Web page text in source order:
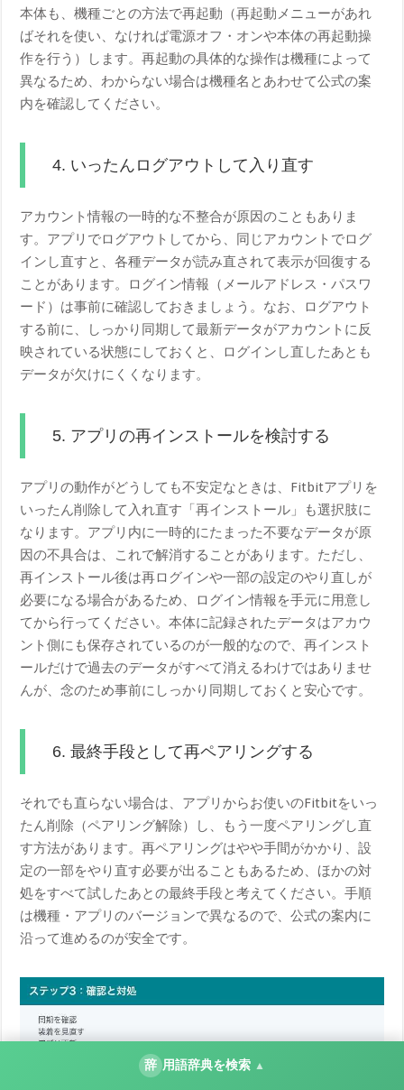
本体も、機種ごとの方法で再起動（再起動メニューがあれ
ばそれを使い、なければ電源オフ・オンや本体の再起動操
作を行う）します。再起動の具体的な操作は機種によって
異なるため、わからない場合は機種名とあわせて公式の案
内を確認してください。
4. いったんログアウトして入り直す
アカウント情報の一時的な不整合が原因のこともありま
す。アプリでログアウトしてから、同じアカウントでログ
インし直すと、各種データが読み直されて表示が回復する
ことがあります。ログイン情報（メールアドレス・パスワ
ード）は事前に確認しておきましょう。なお、ログアウト
する前に、しっかり同期して最新データがアカウントに反
映されている状態にしておくと、ログインし直したあとも
データが欠けにくくなります。
5. アプリの再インストールを検討する
アプリの動作がどうしても不安定なときは、Fitbitアプリを
いったん削除して入れ直す「再インストール」も選択肢に
なります。アプリ内に一時的にたまった不要なデータが原
因の不具合は、これで解消することがあります。ただし、
再インストール後は再ログインや一部の設定のやり直しが
必要になる場合があるため、ログイン情報を手元に用意し
てから行ってください。本体に記録されたデータはアカウ
ント側にも保存されているのが一般的なので、再インスト
ールだけで過去のデータがすべて消えるわけではありませ
んが、念のため事前にしっかり同期しておくと安心です。
6. 最終手段として再ペアリングする
それでも直らない場合は、アプリからお使いのFitbitをいっ
たん削除（ペアリング解除）し、もう一度ペアリングし直
す方法があります。再ペアリングはやや手間がかかり、設
定の一部をやり直す必要が出ることもあるため、ほかの対
処をすべて試したあとの最終手段と考えてください。手順
は機種・アプリのバージョンで異なるので、公式の案内に
沿って進めるのが安全です。
辞 用語辞典を検索 ▲